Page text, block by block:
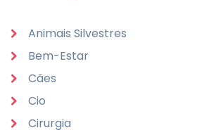
Animais Silvestres
Bem-Estar
Cães
Cio
Cirurgia